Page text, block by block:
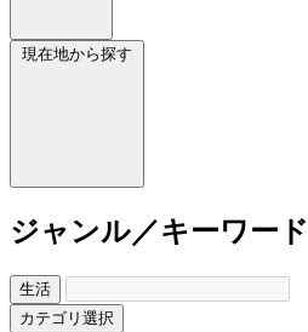
現在地から探す
ジャンル／キーワード
生活
カテゴリ選択